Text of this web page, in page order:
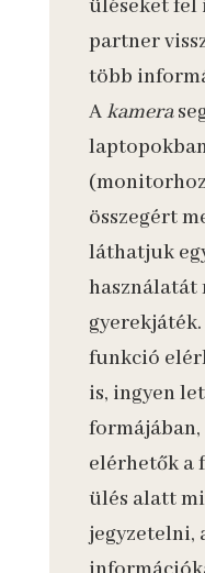
üléseket fel
partner
több
Akamera
összegért
láthatjuk
funkció
is, ingyen
formájában,
elérhetők a
ülés alatt
jegyzetelni,